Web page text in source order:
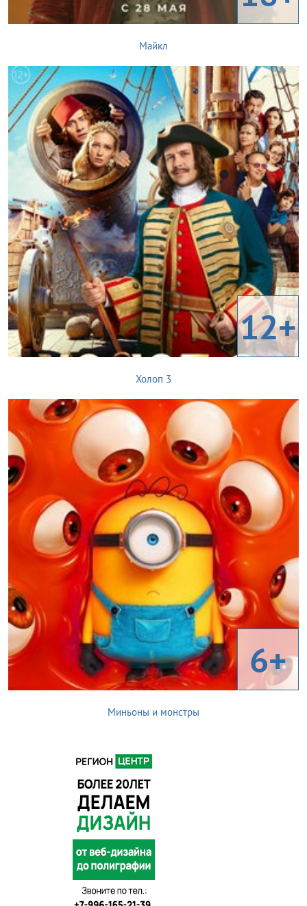
Майкл
12+
Холоп 3
6+
Миньоны и монстры